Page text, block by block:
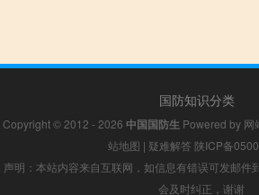
国防知识分类
Copyright © 2012 - 2026 中国国防生 Powered by 网
站地图 | 疑难解答 陕ICP备
声明：本站内容来自互联网，如信息有错误可发邮件
会及时纠正，谢谢